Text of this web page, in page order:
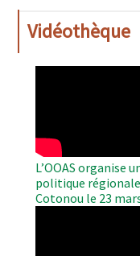
Vidéothèque
L’OOAS organise
politique
Cotonou le 23